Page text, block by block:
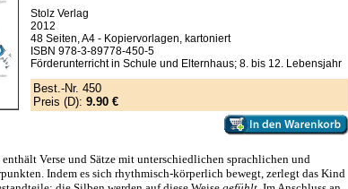
Stolz Verlag
2012
48 Seiten, A4 - Kopiervorlagen, kartoniert
ISBN 978-3-89778-450-5
Förderunterricht in Schule und Elternhaus; 8. bis 12. Lebensjahr
Best.-Nr. 450
Preis (D): 9.90 €
Verse und Sätze mit unterschiedlichen sprachlichen und
Indem es sich rhythmisch-körperlich bewegt, zerlegt das Kind